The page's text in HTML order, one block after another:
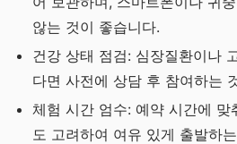
않는 것이 좋습니다.
건강 상태 점검: 심장질환이나
다면 사전에 상담 후 참여하는
체험 시간 엄수: 예약 시간에 맞
도 고려하여 여유 있게 출발하